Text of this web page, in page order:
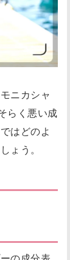
ニカシャ
らく悪い成
はどのよ
ょう。